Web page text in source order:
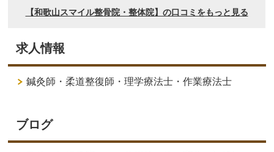
求人情報
鍼灸師・柔道整復師・理学療法士・作業療法士
ブログ